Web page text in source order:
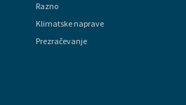
Razno
Klimatske naprave
Prezračevanje